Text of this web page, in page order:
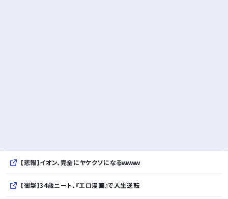
【悲報】イオン、完全にヤケクソになるｗｗｗｗ
【衝撃】34歳ニート、『エロ漫画』で人生逆転